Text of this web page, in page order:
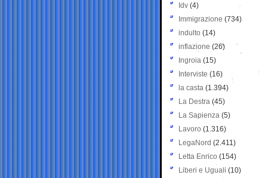
Idv (4)
Immigrazione (734)
indulto (14)
inflazione (26)
Ingroia (15)
Interviste (16)
la casta (1.394)
La Destra (45)
La Sapienza (5)
Lavoro (1.316)
LegaNord (2.411)
Letta Enrico (154)
Liberi e Uguali (10)